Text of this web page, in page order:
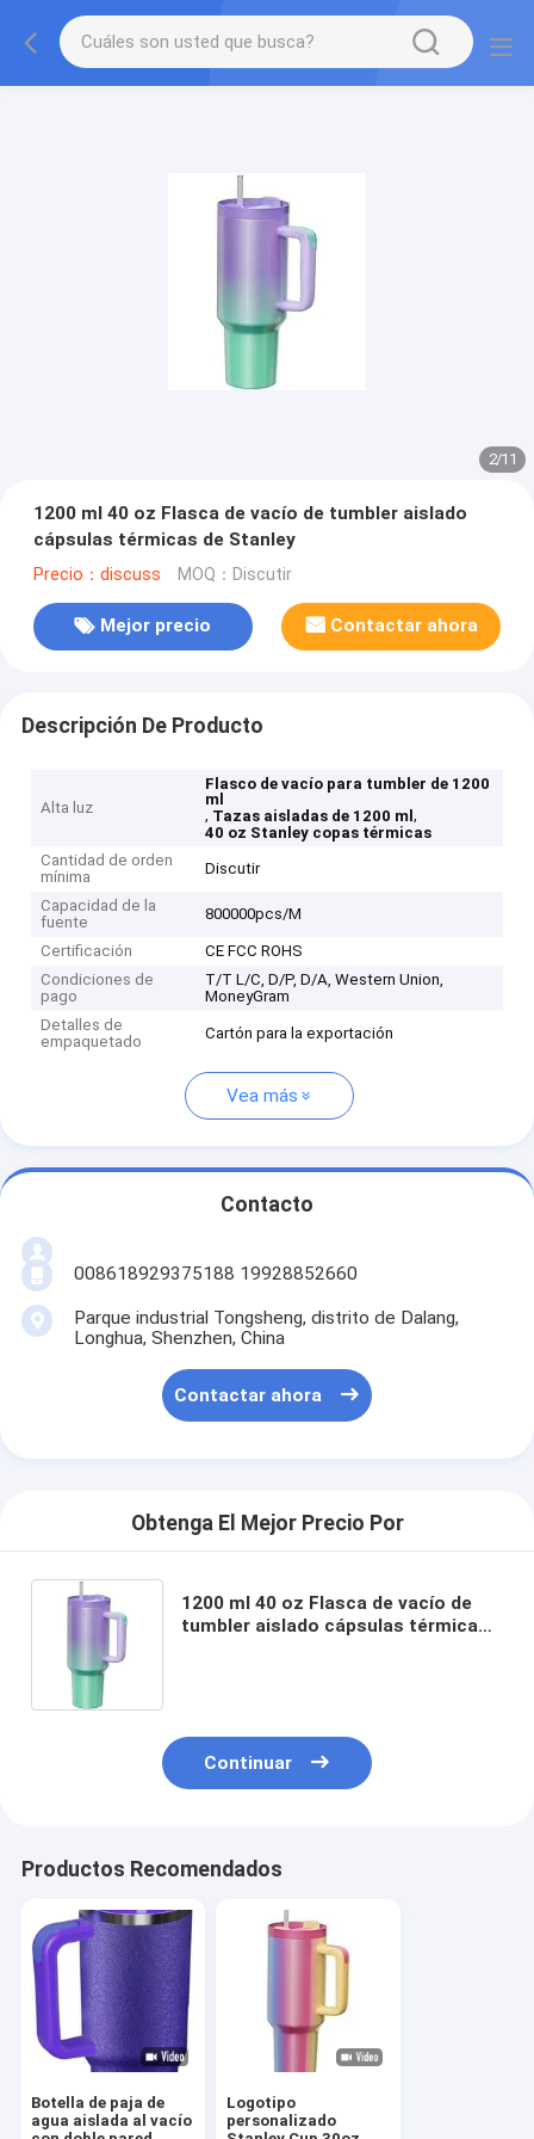
2/11
1200 ml 40 oz Flasca de vacío de tumbler aislado
cápsulas térmicas de Stanley
Precio：discuss MOQ：Discutir
Mejor precio Contactar ahora
Descripción De Producto
Alta luz
Flasco de vacío para tumbler de 1200
ml
, Tazas aisladas de 1200 ml,
40 oz Stanley copas térmicas
Cantidad de orden
mínima
Discutir
Capacidad de la
fuente
800000pcs/M
Certificación
CE FCC ROHS
Condiciones de
pago
T/T L/C, D/P, D/A, Western Union,
MoneyGram
Detalles de
empaquetado
Cartón para la exportación
Vea más
Contacto
008618929375188 19928852660
Parque industrial Tongsheng, distrito de Dalang,
Longhua, Shenzhen, China
Contactar ahora
Obtenga El Mejor Precio Por
1200 ml 40 oz Flasca de vacío de
tumbler aislado cápsulas térmicas
Continuar
Productos Recomendados
Botella de paja de
agua aislada al vacío
Logotipo
personalizado